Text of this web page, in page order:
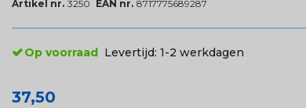
Artikel nr. 3250 EAN nr. 8717775689287
Op voorraad Levertijd: 1-2 werkdagen
37,50